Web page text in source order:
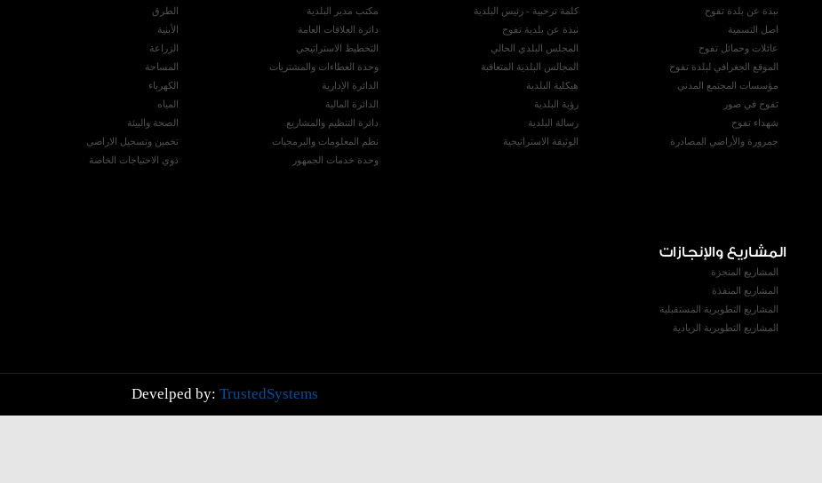
نبذة عن بلدة تفوح
اصل التسمية
عائلات وحمائل تفوح
الموقع الجغرافي لبلدة تفوح
مؤسسات المجتمع المدني
تفوح في صور
شهداء تفوح
جمرورة والأراضي المصادرة
كلمة ترحبية - رئيس البلدية
نبذة عن بلدية تفوح
المجلس البلدي الحالي
المجالس البلدية المتعاقبة
هيكلية البلدية
رؤية البلدية
رسالة البلدية
الوثيقة الاستراتيجية
مكتب مدير البلدية
دائرة العلاقات العامة
التخطيط الاستراتيجي
وحدة العطاءات والمشتريات
الدائرة الإدارية
الدائرة المالية
دائرة التنظيم والمشاريع
نظم المعلومات والبرمجيات
وحدة خدمات الجمهور
الطرق
الأبنية
الزراعة
المساحة
الكهرباء
المياه
الصحة والبيئة
تخمين وتسجيل الاراضي
ذوي الاحتياجات الخاصة
المشاريع والإنجازات
المشاريع المنجزة
المشاريع المنفذة
المشاريع التطويرية المستقبلية
المشاريع التطويرية الريادية
Develped by: TrustedSystems